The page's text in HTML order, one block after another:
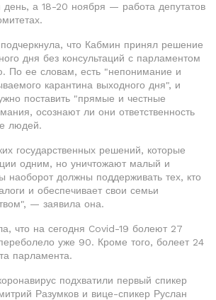
а 18-20 ноября — работа депутатов
что Кабмин принял решение
дня без консультаций с парламентом
По ее словам, есть "непонимание и
карантина выходного дня", и
поставить "прямые и честные
осознают ли они ответственность
людей.
государственных решений, которые
одним, но уничтожают малый и
наоборот должны поддерживать тех, кто
и обеспечивает свои семьи
— заявила она.
что на сегодня Covid-19 болеют 27
уже 90. Кроме того, болеет 24
парламента.
подхватили первый спикер
Разумков и вице-спикер Руслан